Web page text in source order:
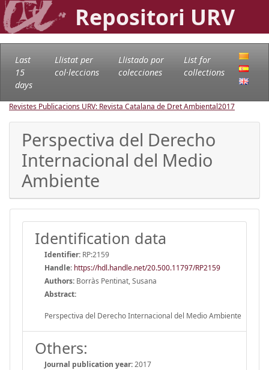
Repositori URV
Last
15
days
Llistat per
col·leccions
Llistado por
colecciones
List for
collections
Revistes Publicacions URV: Revista Catalana de Dret Ambiental2017
Perspectiva del Derecho
Internacional del Medio
Ambiente
Identification data
Identifier: RP:2159
Handle: https://hdl.handle.net/20.500.11797/RP2159
Authors: Borràs Pentinat, Susana
Abstract:
Perspectiva del Derecho Internacional del Medio Ambiente
Others:
Journal publication year:2017